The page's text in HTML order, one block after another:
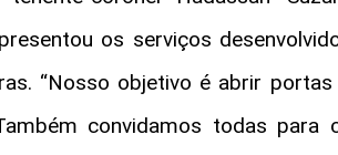
os serviços
“Nosso objetivo é abrir
convidamos todas para